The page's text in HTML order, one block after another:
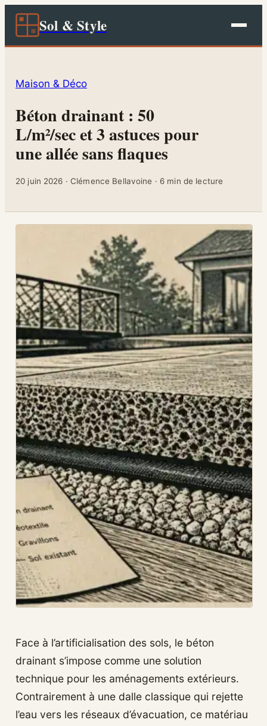
Sol & Style
Maison & Déco
Béton drainant : 50
L/m²/sec et 3 astuces pour
une allée sans flaques
20 juin 2026 · Clémence Bellavoine · 6 min de lecture
Face à l’artificialisation des sols, le béton
drainant s’impose comme une solution
technique pour les aménagements extérieurs.
Contrairement à une dalle classique qui rejette
l’eau vers les réseaux d’évacuation, ce matériau